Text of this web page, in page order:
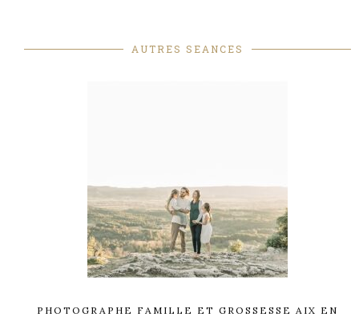
AUTRES SEANCES
PHOTOGRAPHE FAMILLE ET GROSSESSE AIX EN